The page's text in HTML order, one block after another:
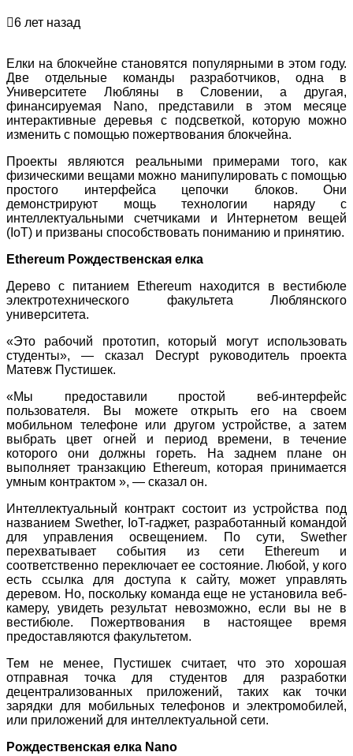
6 лет назад
Елки на блокчейне становятся популярными в этом году.
Две отдельные команды разработчиков, одна в
Университете Любляны в Словении, а другая,
финансируемая Nano, представили в этом месяце
интерактивные деревья с подсветкой, которую можно
изменить с помощью пожертвования блокчейна.
Проекты являются реальными примерами того, как
физическими вещами можно манипулировать с помощью
простого интерфейса цепочки блоков. Они
демонстрируют мощь технологии наряду с
интеллектуальными счетчиками и Интернетом вещей
(IoT) и призваны способствовать пониманию и принятию.
Ethereum Рождественская елка
Дерево с питанием Ethereum находится в вестибюле
электротехнического факультета Люблянского
университета.
«Это рабочий прототип, который могут использовать
студенты», — сказал Decrypt руководитель проекта
Матевж Пустишек.
«Мы предоставили простой веб-интерфейс
пользователя. Вы можете открыть его на своем
мобильном телефоне или другом устройстве, а затем
выбрать цвет огней и период времени, в течение
которого они должны гореть. На заднем плане он
выполняет транзакцию Ethereum, которая принимается
умным контрактом », — сказал он.
Интеллектуальный контракт состоит из устройства под
названием Swether, IoT-гаджет, разработанный командой
для управления освещением. По сути, Swether
перехватывает события из сети Ethereum и
соответственно переключает ее состояние. Любой, у кого
есть ссылка для доступа к сайту, может управлять
деревом. Но, поскольку команда еще не установила веб-
камеру, увидеть результат невозможно, если вы не в
вестибюле. Пожертвования в настоящее время
предоставляются факультетом.
Тем не менее, Пустишек считает, что это хорошая
отправная точка для студентов для разработки
децентрализованных приложений, таких как точки
зарядки для мобильных телефонов и электромобилей,
или приложений для интеллектуальной сети.
Рождественская елка Nano